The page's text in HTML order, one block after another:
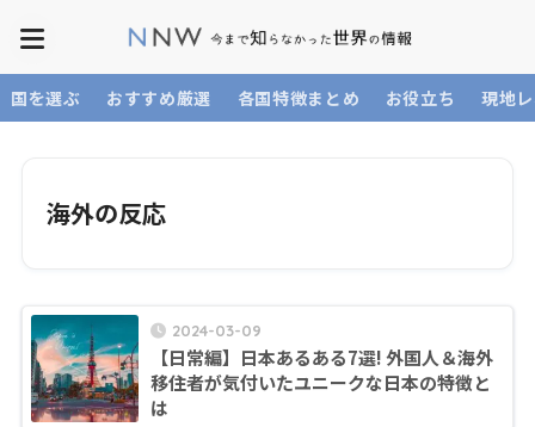
国を選ぶ おすすめ厳選 各国特徴まとめ お役立ち 現地
海外の反応
2024-03-09
【日常編】日本あるある7選! 外国人＆海外
移住者が気付いたユニークな日本の特徴と
は